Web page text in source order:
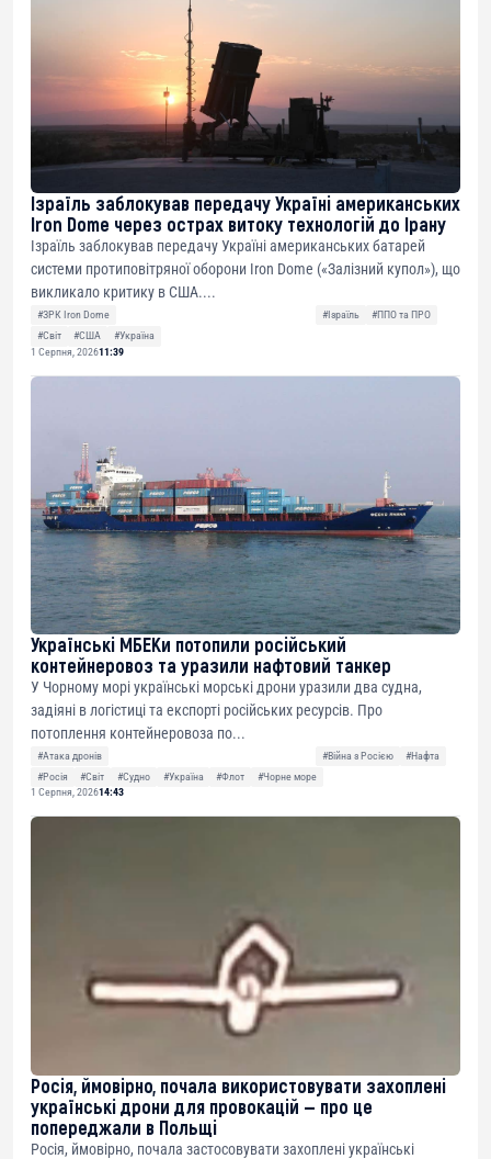
Ізраїль заблокував передачу Україні американських
Iron Dome через острах витоку технологій до Ірану
Ізраїль заблокував передачу Україні американських батарей
системи протиповітряної оборони Iron Dome («Залізний купол»), що
викликало критику в США....
#ЗРК Iron Dome #Ізраїль
#ППО та ПРО
#Світ
#США
#Україна
1 Серпня, 202611:39
Українські МБЕКи потопили російський
контейнеровоз та уразили нафтовий танкер
У Чорному морі українські морські дрони уразили два судна,
задіяні в логістиці та експорті російських ресурсів. Про
потоплення контейнеровоза по...
#Атака дронів #Війна з Росією
#Нафта
#Росія
#Світ #Судно #Україна #Флот
#Чорне море
1 Серпня, 202614:43
Росія, ймовірно, почала використовувати захоплені
українські дрони для провокацій — про це
попереджали в Польщі
Росія, ймовірно, почала застосовувати захоплені українські